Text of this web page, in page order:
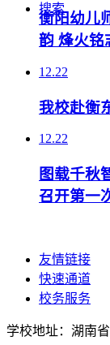
搜索
衡阳幼儿
韵 烽火铭
12.22
我校赴衡
12.22
图载千秋
召开第一
友情链接
快速通道
校务服务
学校地址：湖南